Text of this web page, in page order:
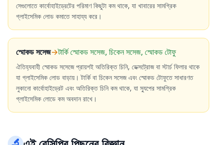
সেগুলোতে কার্বোহাইড্রেটের পরিমাণ কিছুটা কম থাকে, যা খাবারের সামগ্রিক
গ্লাইসেমিক লোড কমাতে সাহায্য করে।
স্মোকড সসেজ→টার্কি স্মোকড সসেজ, চিকেন সসেজ, স্মোকড টোফু
ঐতিহ্যবাহী স্মোকড সসেজে প্রায়শই অতিরিক্ত চিনি, ডেক্সট্রোজ বা স্টার্চ ফিলার থাকে
যা গ্লাইসেমিক লোড বাড়ায়। টার্কি বা চিকেন সসেজ এবং স্মোকড টোফুতে সাধারণত
লুকানো কার্বোহাইড্রেট এবং অতিরিক্ত চিনি কম থাকে, যা স্যুপের সামগ্রিক
গ্লাইসেমিক লোডে কম অবদান রাখে।